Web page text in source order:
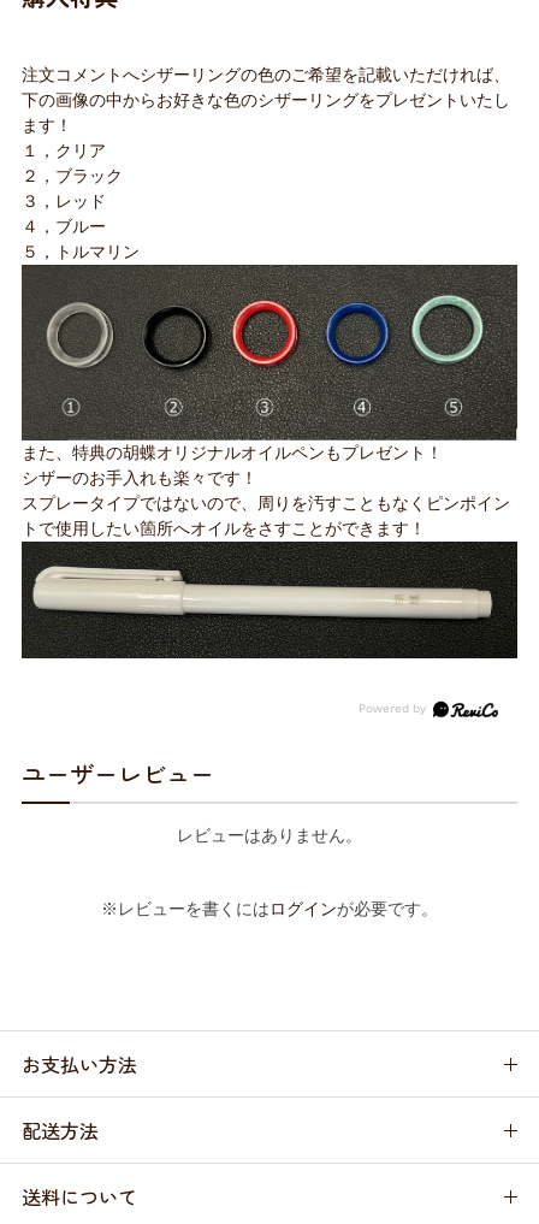
注文コメントへシザーリングの色のご希望を記載いただければ、
下の画像の中からお好きな色のシザーリングをプレゼントいたし
ます！
１，クリア
２，ブラック
３，レッド
４，ブルー
５，トルマリン
また、特典の胡蝶オリジナルオイルペンもプレゼント！
シザーのお手入れも楽々です！
スプレータイプではないので、周りを汚すこともなくピンポイン
トで使用したい箇所へオイルをさすことができます！
ユーザーレビュー
レビューはありません。
※レビューを書くにはログインが必要です。
お支払い方法
配送方法
送料について